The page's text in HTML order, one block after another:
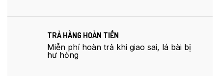
TRẢ HÀNG HOÀN TIỀN
Miễn phí hoàn trả khi giao sai, lá bài bị
hư hỏng